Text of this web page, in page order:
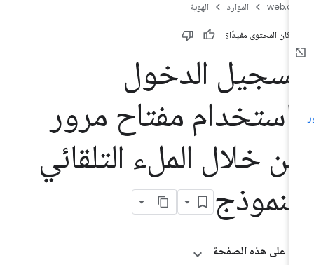
الموارد الهوية
كان المحتوى مفيدًا؟
الدخول
مفتاح مرور
خلال الملء التلقائي
على هذه الصفحة